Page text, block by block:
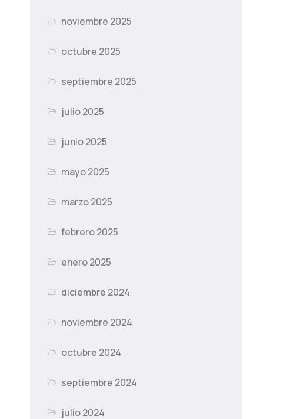
noviembre 2025
octubre 2025
septiembre 2025
julio 2025
junio 2025
mayo 2025
marzo 2025
febrero 2025
enero 2025
diciembre 2024
noviembre 2024
octubre 2024
septiembre 2024
julio 2024